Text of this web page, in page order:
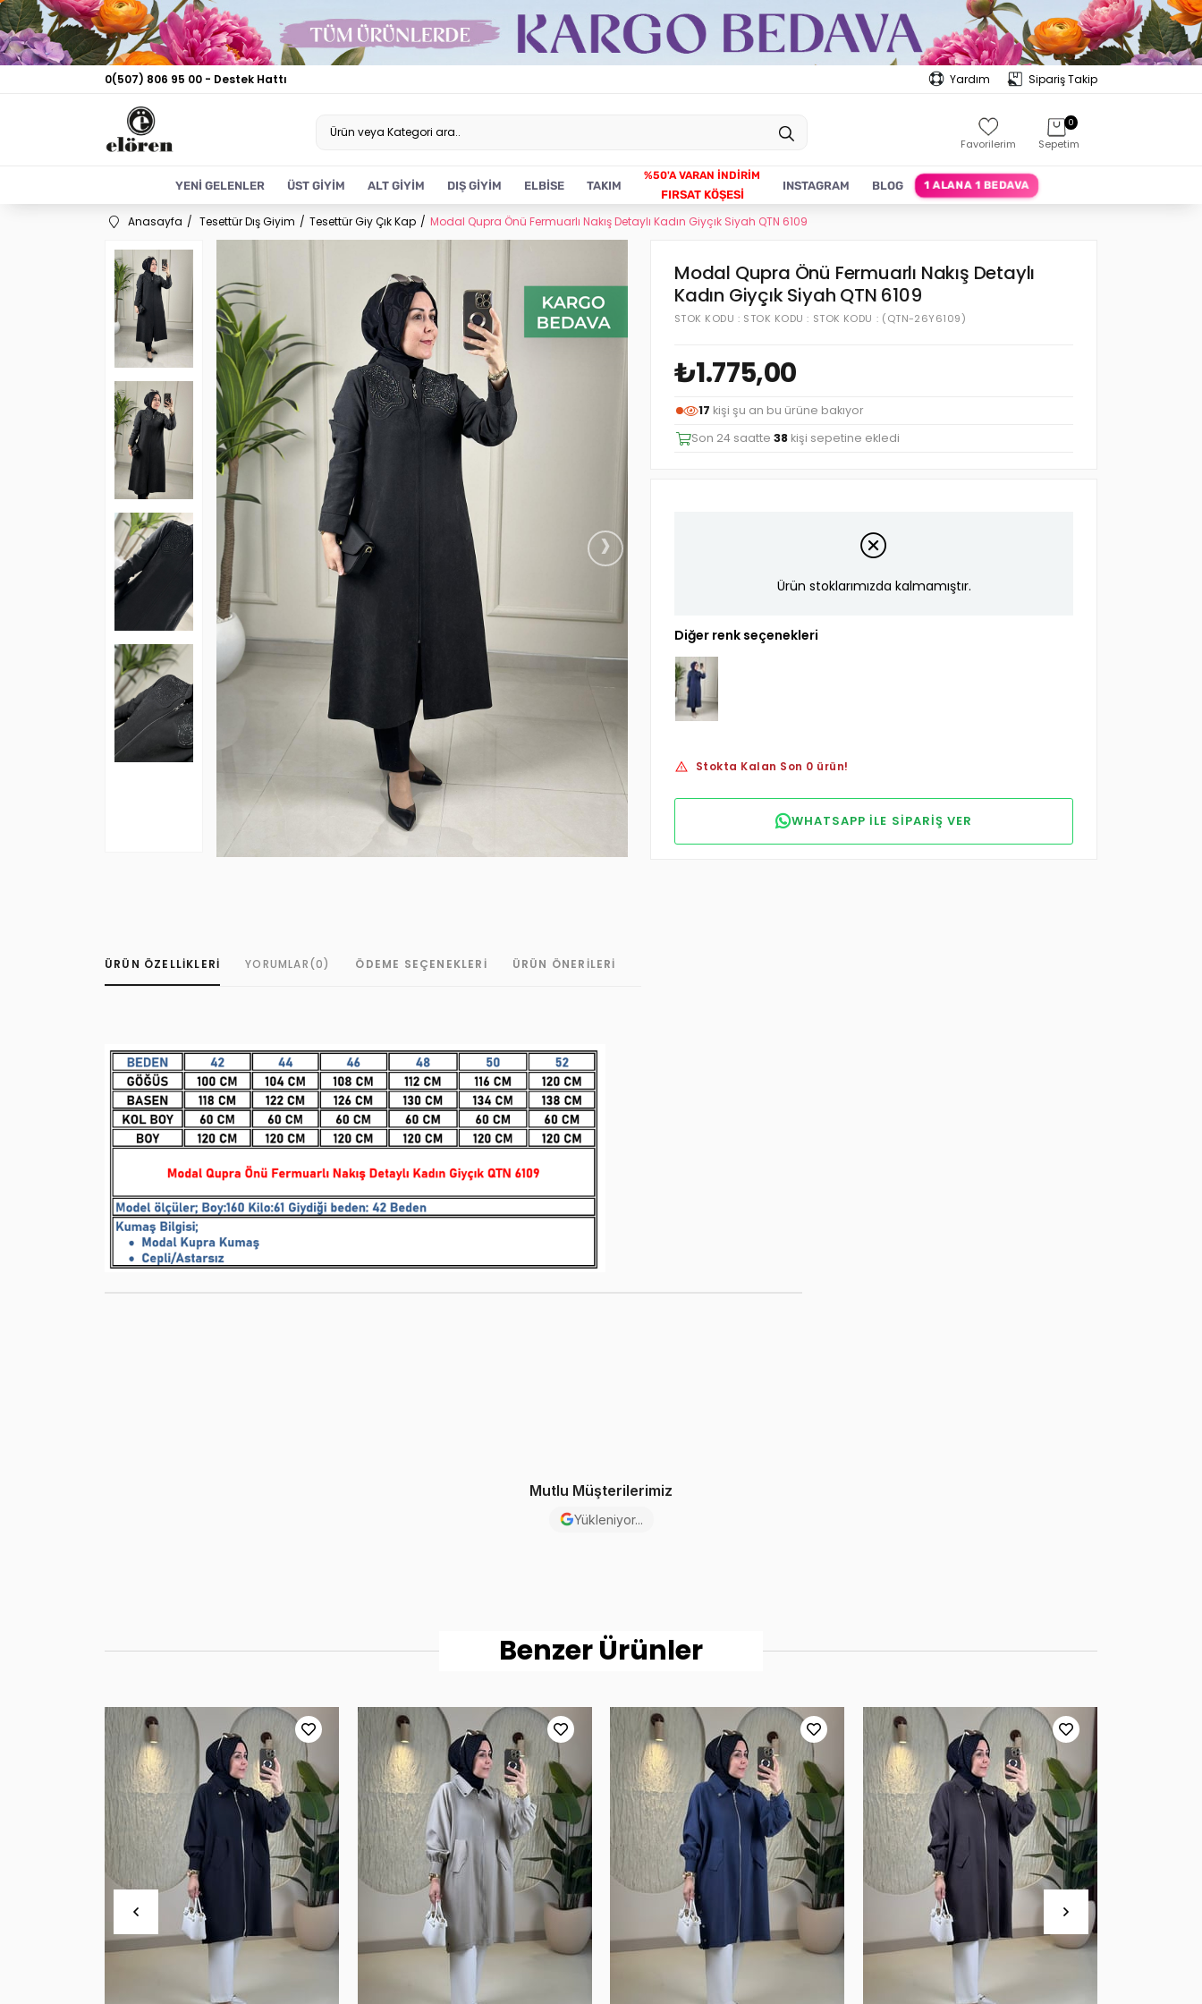
0(507) 806 95 00 - Destek Hattı Yardım Sipariş Takip
Sepetim
0
Favorilerim
YENİ GELENLER ÜST GİYİM ALT GİYİM DIŞ GİYİM ELBİSE TAKIM
FIRSAT KÖŞESİ
INSTAGRAM BLOG 1 ALANA 1 BEDAVA
Anasayfa Tesettür Dış Giyim Tesettür Giy Çık Kap Modal Qupra Önü Fermuarlı Nakış Detaylı Kadın Giyçık Siyah QTN 6109
›
Modal Qupra Önü Fermuarlı Nakış Detaylı
Kadın Giyçık Siyah QTN 6109
(QTN-26Y6109)
STOK KODU STOK KODU STOK KODU
₺1.775,00
19 kişi şu an bu ürüne bakıyor
Son 24 saatte 38 kişi sepetine ekledi
Ürün stoklarımızda kalmamıştır.
Diğer renk seçenekleri
Stokta Kalan Son 0 ürün!
WHATSAPP ILE SIPARIŞ VER
ÜRÜN ÖZELLIKLERI YORUMLAR(0) ÖDEME SEÇENEKLERI ÜRÜN ÖNERILERI
Mutlu Müşterilerimiz
Yükleniyor...
Benzer Ürünler